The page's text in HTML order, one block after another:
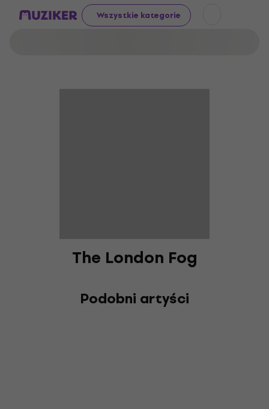
Wszystkie kategorie
The London Fog
Podobni artyści